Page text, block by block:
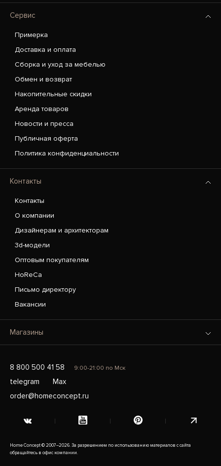
Сервис
Примерка
Доставка и оплата
Сборка и уход за мебелью
Обмен и возврат
Накопительные скидки
Аренда товаров
Новости и пресса
Публичная оферта
Политика конфиденциальности
Контакты
Контакты
О компании
Дизайнерам и архитекторам
3d-модели
Оптовым покупателям
HoReCa
Письмо директору
Вакансии
Магазины
8 800 500 41 58 9:00-21:00 по Мск
telegram
Max
order@homeconcept.ru
Home Concept © 2007–2026. За разрешением по использованию материалов с сайта
обращайтесь в офис компании.